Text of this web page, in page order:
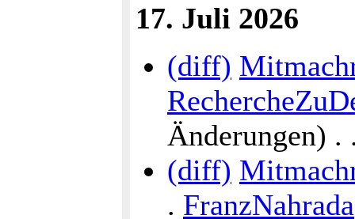
17. Juli 2026
(diff)
Änderungen)
(diff)
. FranzNahrada